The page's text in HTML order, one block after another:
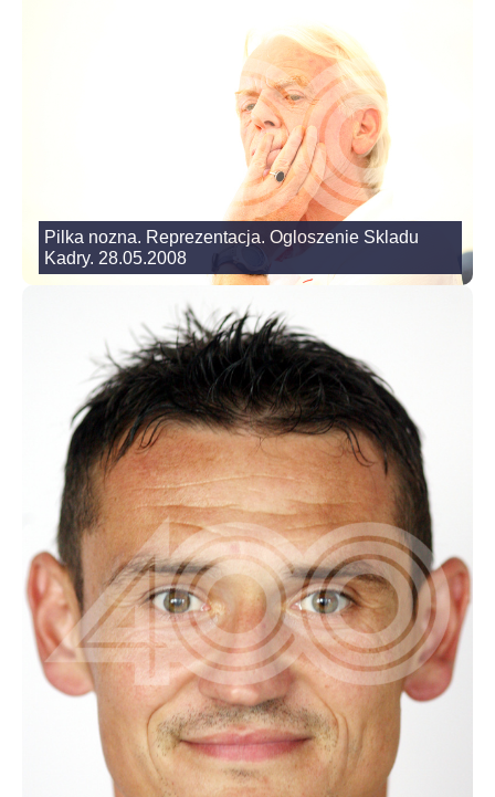
Pilka nozna. Reprezentacja. Ogloszenie Skladu
Kadry. 28.05.2008